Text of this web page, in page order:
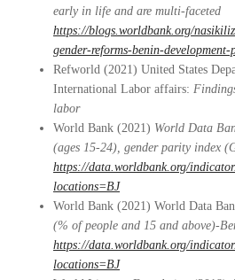
early in life and are multi-faceted
https://blogs.worldbank.org/
gender-reforms-benin-
Refworld (2021) United States
International Labor affairs:
labor
World Bank (2021) World Data
(ages 15-24), gender parity index
https://data.worldbank.org/
locations=BJ
World Bank (2021) World Data
(% of people and 15 and above)-
https://data.worldbank.org/
locations=BJ